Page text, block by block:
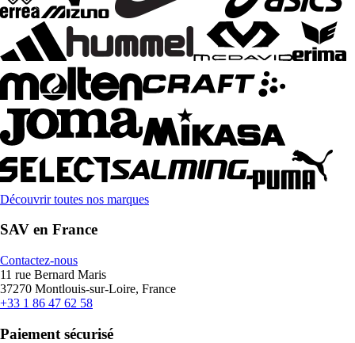
Découvrir toutes nos marques
SAV en France
Contactez-nous
11 rue Bernard Maris
37270 Montlouis-sur-Loire, France
+33 1 86 47 62 58
Paiement sécurisé